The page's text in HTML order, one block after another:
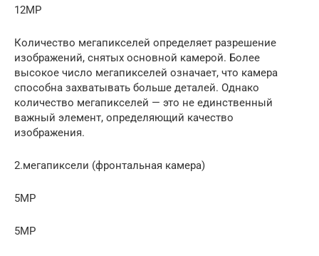
12MP
Количество мегапикселей определяет разрешение
изображений, снятых основной камерой. Более
высокое число мегапикселей означает, что камера
способна захватывать больше деталей. Однако
количество мегапикселей — это не единственный
важный элемент, определяющий качество
изображения.
2.мегапиксели (фронтальная камера)
5MP
5MP